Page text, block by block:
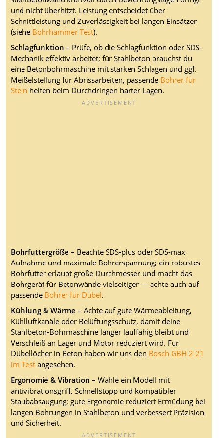
und nicht überhitzt. Leistung entscheidet über
Schnittleistung und Zuverlässigkeit bei langen Einsätzen
(siehe Bohrhammer Test).
Schlagfunktion – Prüfe, ob die Schlagfunktion oder SDS-
Mechanik effektiv arbeitet; für Stahlbeton brauchst du
eine Betonbohrmaschine mit starken Schlägen und ggf.
Meißelstellung für Abrissarbeiten, passende Bohrer für
Stein helfen beim Durchdringen harter Lagen.
Bohrfuttergröße – Beachte SDS-plus oder SDS-max
Aufnahme und maximale Bohrerspannung; ein robustes
Bohrfutter erlaubt große Durchmesser und macht das
Bohrgerät für Betonwände vielseitiger — achte auch auf
passende Bohrer für Dübel.
Kühlung & Wärme – Achte auf gute Wärmeableitung,
Kühlluftkanäle oder Belüftungsschutz, damit deine
Stahlbeton-Bohrmaschine länger lauffähig bleibt und
Verschleiß an Lager und Motor reduziert wird. Für
Dübellöcher in Beton haben wir uns den Bosch GBH 2-21
im Testangesehen.
Ergonomie & Vibration – Wähle ein Modell mit
antivibrationsgriff, Schnellstopp und kompatibler
Staubabsaugung; gute Ergonomie reduziert Ermüdung bei
langen Bohrungen in Stahlbeton und verbessert Präzision
und Sicherheit.